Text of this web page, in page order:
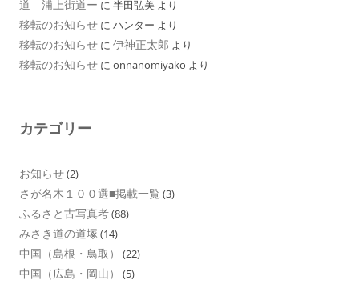
道 浦上街道ー に 半田弘美 より
移転のお知らせ に ハンター より
移転のお知らせ に 伊神正太郎 より
移転のお知らせ に onnanomiyako より
カテゴリー
お知らせ(2)
さが名木１００選■掲載一覧 (3)
ふるさと古写真考(88)
みさき道の道塚 (14)
中国（島根・鳥取） (22)
中国（広島・岡山） (5)